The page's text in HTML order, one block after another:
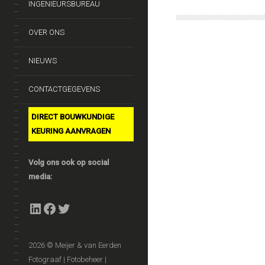
INGENIEURSBUREAU
OVER ONS
NIEUWS
CONTACTGEGEVENS
DIRECT BOUWKUNDIGE
KEURING AANVRAGEN
Volg ons ook op social
media:
LinkedIn
Facebook
2026 © Meijer & van Eerden
Fotograaf | Fotobeheer |